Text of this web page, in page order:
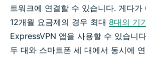
트워크에 연결할 수 있습니다. 게다
12개월 요금제의 경우 최대 8대의 기
ExpressVPN 앱을 사용할 수 있습니
두 대와 스마트폰 세 대에서 동시에